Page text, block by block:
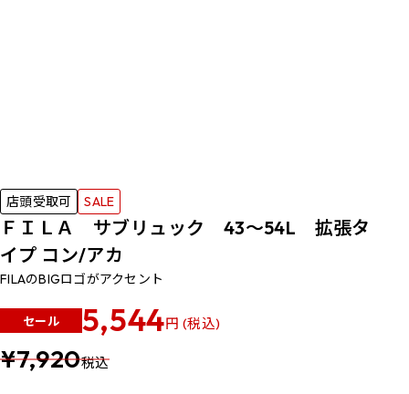
店頭受取可 SALE
ＦＩＬＡ サブリュック 43～54L 拡張タ
イプ コン/アカ
FILAのBIGロゴがアクセント
セール 5,544円 (税込)
¥7,920税込